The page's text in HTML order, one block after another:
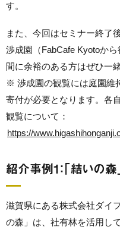
す。
また、今回はセミナー終了
渉成園（FabCafe Kyotoか
間に余裕のある方はぜひ一
※ 渉成園の観覧には庭園維
寄付が必要となります。各
観覧について：
https://
紹介事例1：「結いの森
滋賀県にある株式会社ダイ
の森」は、社有林を活用し